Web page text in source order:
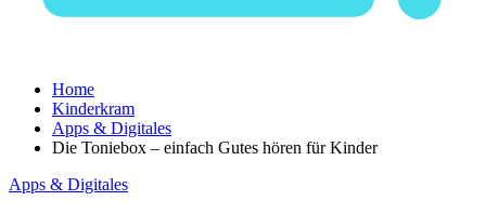
Home
Kinderkram
Apps & Digitales
Die Toniebox – einfach Gutes hören für Kinder
Apps & Digitales